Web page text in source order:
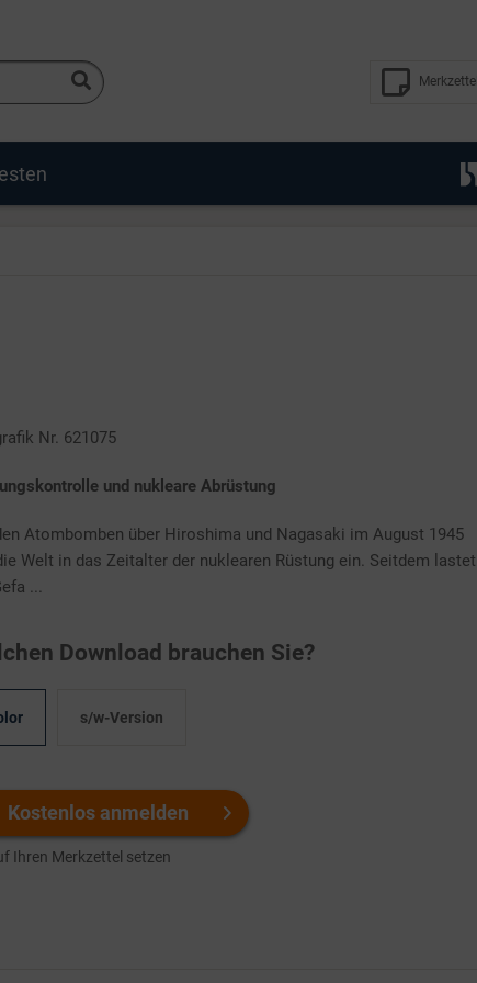
Merkzettel
Nr. 621075
und nukleare Abrüstung
Atombomben über Hiroshima und Nagasaki im August 1945
Welt in das Zeitalter der nuklearen Rüstung ein. Seitdem lastet
...
Download brauchen Sie?
s/w-Version
Kostenlos anmelden
Ihren Merkzettel setzen